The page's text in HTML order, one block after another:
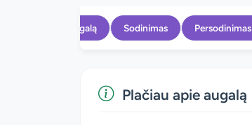
Apie augalą Sodinimas Persodinimas
Plačiau apie augalą